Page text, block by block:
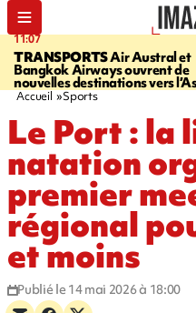
11:07
TRANSPORTSAir Austral et
Bangkok Airways ouvrent de
nouvelles destinations vers
Accueil Sports
Le Port : la
natation
premier
régional
et moins
Publié le 14 mai 2026 à 18:00